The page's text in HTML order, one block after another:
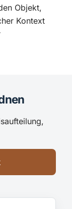
Objekt,
Kontext